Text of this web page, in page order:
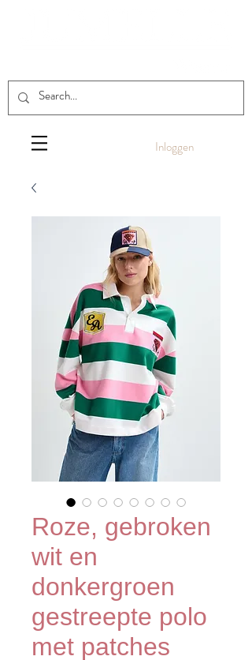
Inloggen
Roze, gebroken
wit en
donkergroen
gestreepte polo
met patches